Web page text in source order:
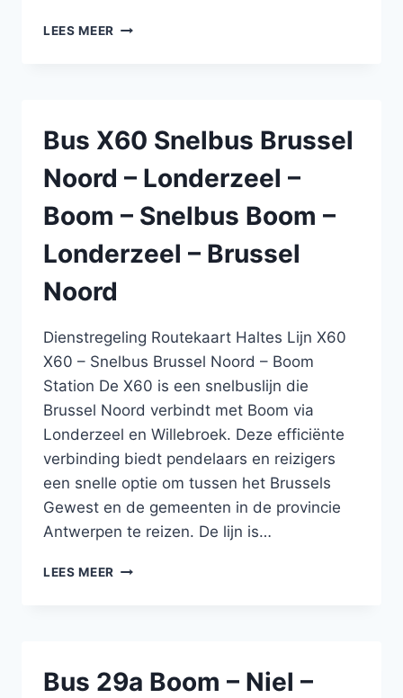
LEES MEER BUS
LONDERZEEL
BOOM
SNELBUS
–
NOORD
Bus X60 Snelbus Brussel
Noord – Londerzeel –
Boom – Snelbus Boom –
Londerzeel – Brussel
Noord
Dienstregeling Routekaart Haltes Lijn X60
X60 – Snelbus Brussel Noord – Boom
Station De X60 is een snelbuslijn die
Brussel Noord verbindt met Boom via
Londerzeel en Willebroek. Deze efficiënte
verbinding biedt pendelaars en reizigers
een snelle optie om tussen het Brussels
Gewest en de gemeenten in de provincie
Antwerpen te reizen. De lijn is…
LEES MEER BUS
LONDERZEEL
Bus 29a Boom – Niel –